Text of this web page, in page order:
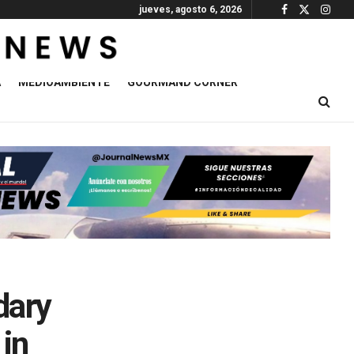
jueves, agosto 6, 2026
MEDIOAMBIENTE GOURMAND CORNER